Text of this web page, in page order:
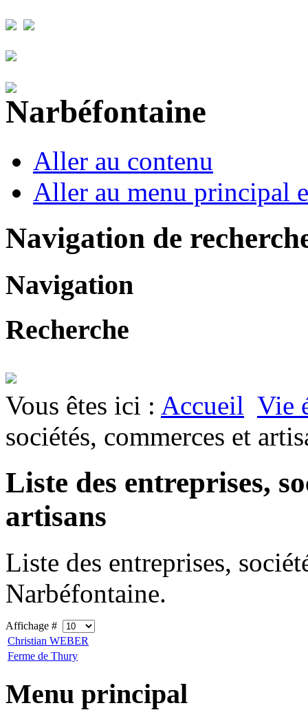
Aller au contenu
Aller au menu principal
Navigation de
Navigation
Recherche
Vous êtes ici : Accueil Vie
sociétés, commerces et
Liste des entreprises,
artisans
Liste des entreprises,
Narbéfontaine.
Affichage #
Christian WEBER
Ferme de Thury
Menu principal